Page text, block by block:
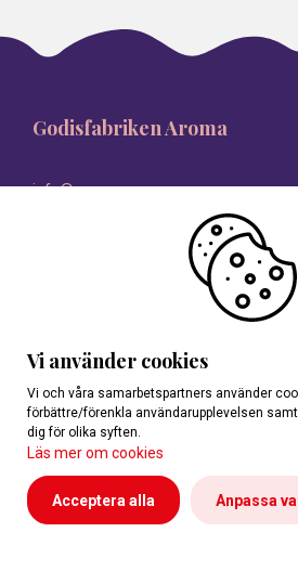
Godisfabriken Aroma
info@aroma.se
Vi använder cookies
Vi och våra samarbetspartners använder
förbättre/förenkla användarupplevelsen
dig för olika syften.
Läs mer om cookies
Acceptera alla Anpassa